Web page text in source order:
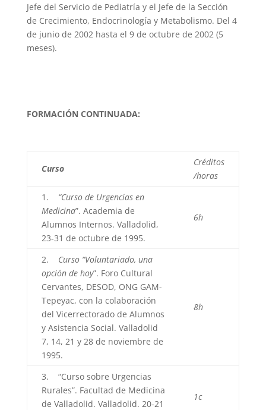
Jefe del Servicio de Pediatría y el Jefe de la Sección
de Crecimiento, Endocrinología y Metabolismo. Del 4
de junio de 2002 hasta el 9 de octubre de 2002 (5
meses).
FORMACIÓN CONTINUADA:
Curso
Créditos
/horas
1. “Curso de Urgencias en
Medicina”. Academia de
Alumnos Internos. Valladolid,
23-31 de octubre de 1995.
6h
2. Curso “Voluntariado, una
opción de hoy”. Foro Cultural
Cervantes, DESOD, ONG GAM-
Tepeyac, con la colaboración
del Vicerrectorado de Alumnos
y Asistencia Social. Valladolid
7, 14, 21 y 28 de noviembre de
1995.
8h
3. “Curso sobre Urgencias
Rurales”. Facultad de Medicina
de Valladolid. Valladolid. 20-21
1c